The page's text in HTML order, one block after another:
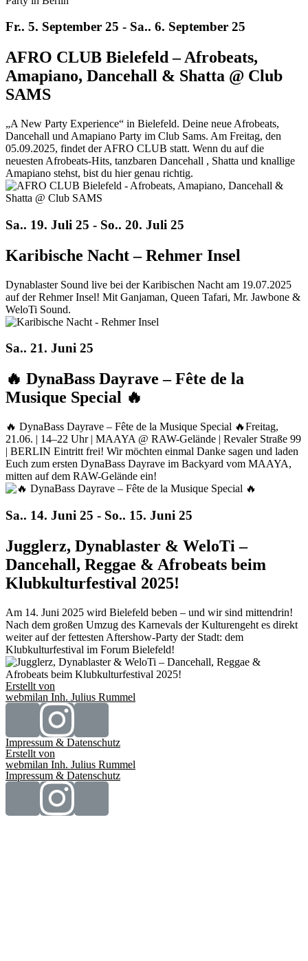
Fr.. 5. September 25 - Sa.. 6. September 25
AFRO CLUB Bielefeld – Afrobeats,
Amapiano, Dancehall & Shatta @ Club
SAMS
„A New Party Experience“ in Bielefeld. Deine neue Afrobeats,
Dancehall und Amapiano Party im Club Sams. Am Freitag, den
05.09.2025, findet der AFRO CLUB statt. Wenn du auf die
neuesten Afrobeats-Hits, tanzbaren Dancehall , Shatta und knallige
Amapiano stehst, bist du hier genau richtig.
Sa.. 19. Juli 25 - So.. 20. Juli 25
Karibische Nacht – Rehmer Insel
Dynablaster Sound live bei der Karibischen Nacht am 19.07.2025
auf der Rehmer Insel! Mit Ganjaman, Queen Tafari, Mr. Jawbone &
WeloTi Sound.
Sa.. 21. Juni 25
🔥 DynaBass Dayrave – Fête de la
Musique Special 🔥
🔥 DynaBass Dayrave – Fête de la Musique Special 🔥Freitag,
21.06. | 14–22 Uhr | MAAYA @ RAW-Gelände | Revaler Straße 99
| BERLIN Eintritt frei! Wir möchten einmal Danke sagen und laden
Euch zum ersten DynaBass Dayrave im Backyard vom MAAYA,
mitten auf dem RAW-Gelände ein!
Sa.. 14. Juni 25 - So.. 15. Juni 25
Jugglerz, Dynablaster & WeloTi –
Dancehall, Reggae & Afrobeats beim
Klubkulturfestival 2025!
Am 14. Juni 2025 wird Bielefeld beben – und wir sind mittendrin!
Nach dem großen Umzug des Karnevals der Kulturengeht es direkt
weiter auf der fettesten Aftershow-Party der Stadt: dem
Klubkulturfestival im Forum Bielefeld!
Erstellt von
webmilan Inh. Julius Rummel
Impressum & Datenschutz
Erstellt von
webmilan Inh. Julius Rummel
Impressum & Datenschutz